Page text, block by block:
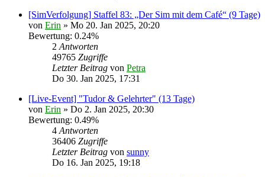
[SimVerfolgung] Staffel 83: „Der Sim mit dem Café“ (9 Tage)
von Erin » Mo 20. Jan 2025, 20:20
Bewertung: 0.24%
2 Antworten
49765 Zugriffe
Letzter Beitrag von Petra
Do 30. Jan 2025, 17:31
[Live-Event] "Tudor & Gelehrter" (13 Tage)
von Erin » Do 2. Jan 2025, 20:30
Bewertung: 0.49%
4 Antworten
36406 Zugriffe
Letzter Beitrag von sunny
Do 16. Jan 2025, 19:18